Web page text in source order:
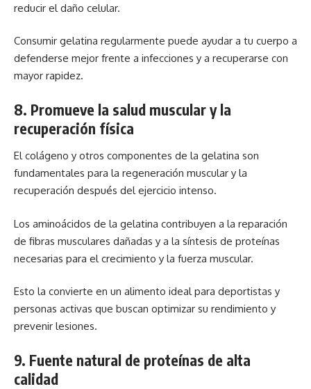
reducir el daño celular.
Consumir gelatina regularmente puede ayudar a tu cuerpo a
defenderse mejor frente a infecciones y a recuperarse con
mayor rapidez.
8. Promueve la salud muscular y la
recuperación física
El colágeno y otros componentes de la gelatina son
fundamentales para la regeneración muscular y la
recuperación después del ejercicio intenso.
Los aminoácidos de la gelatina contribuyen a la reparación
de fibras musculares dañadas y a la síntesis de proteínas
necesarias para el crecimiento y la fuerza muscular.
Esto la convierte en un alimento ideal para deportistas y
personas activas que buscan optimizar su rendimiento y
prevenir lesiones.
9. Fuente natural de proteínas de alta
calidad